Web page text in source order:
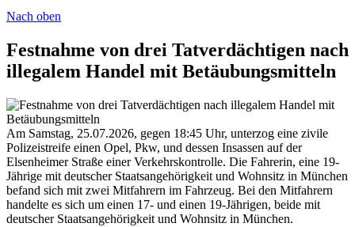
Nach oben
Festnahme von drei Tatverdächtigen nach
illegalem Handel mit Betäubungsmitteln
Am Samstag, 25.07.2026, gegen 18:45 Uhr, unterzog eine zivile
Polizeistreife einen Opel, Pkw, und dessen Insassen auf der
Elsenheimer Straße einer Verkehrskontrolle. Die Fahrerin, eine 19-
Jährige mit deutscher Staatsangehörigkeit und Wohnsitz in München
befand sich mit zwei Mitfahrern im Fahrzeug. Bei den Mitfahrern
handelte es sich um einen 17- und einen 19-Jährigen, beide mit
deutscher Staatsangehörigkeit und Wohnsitz in München.